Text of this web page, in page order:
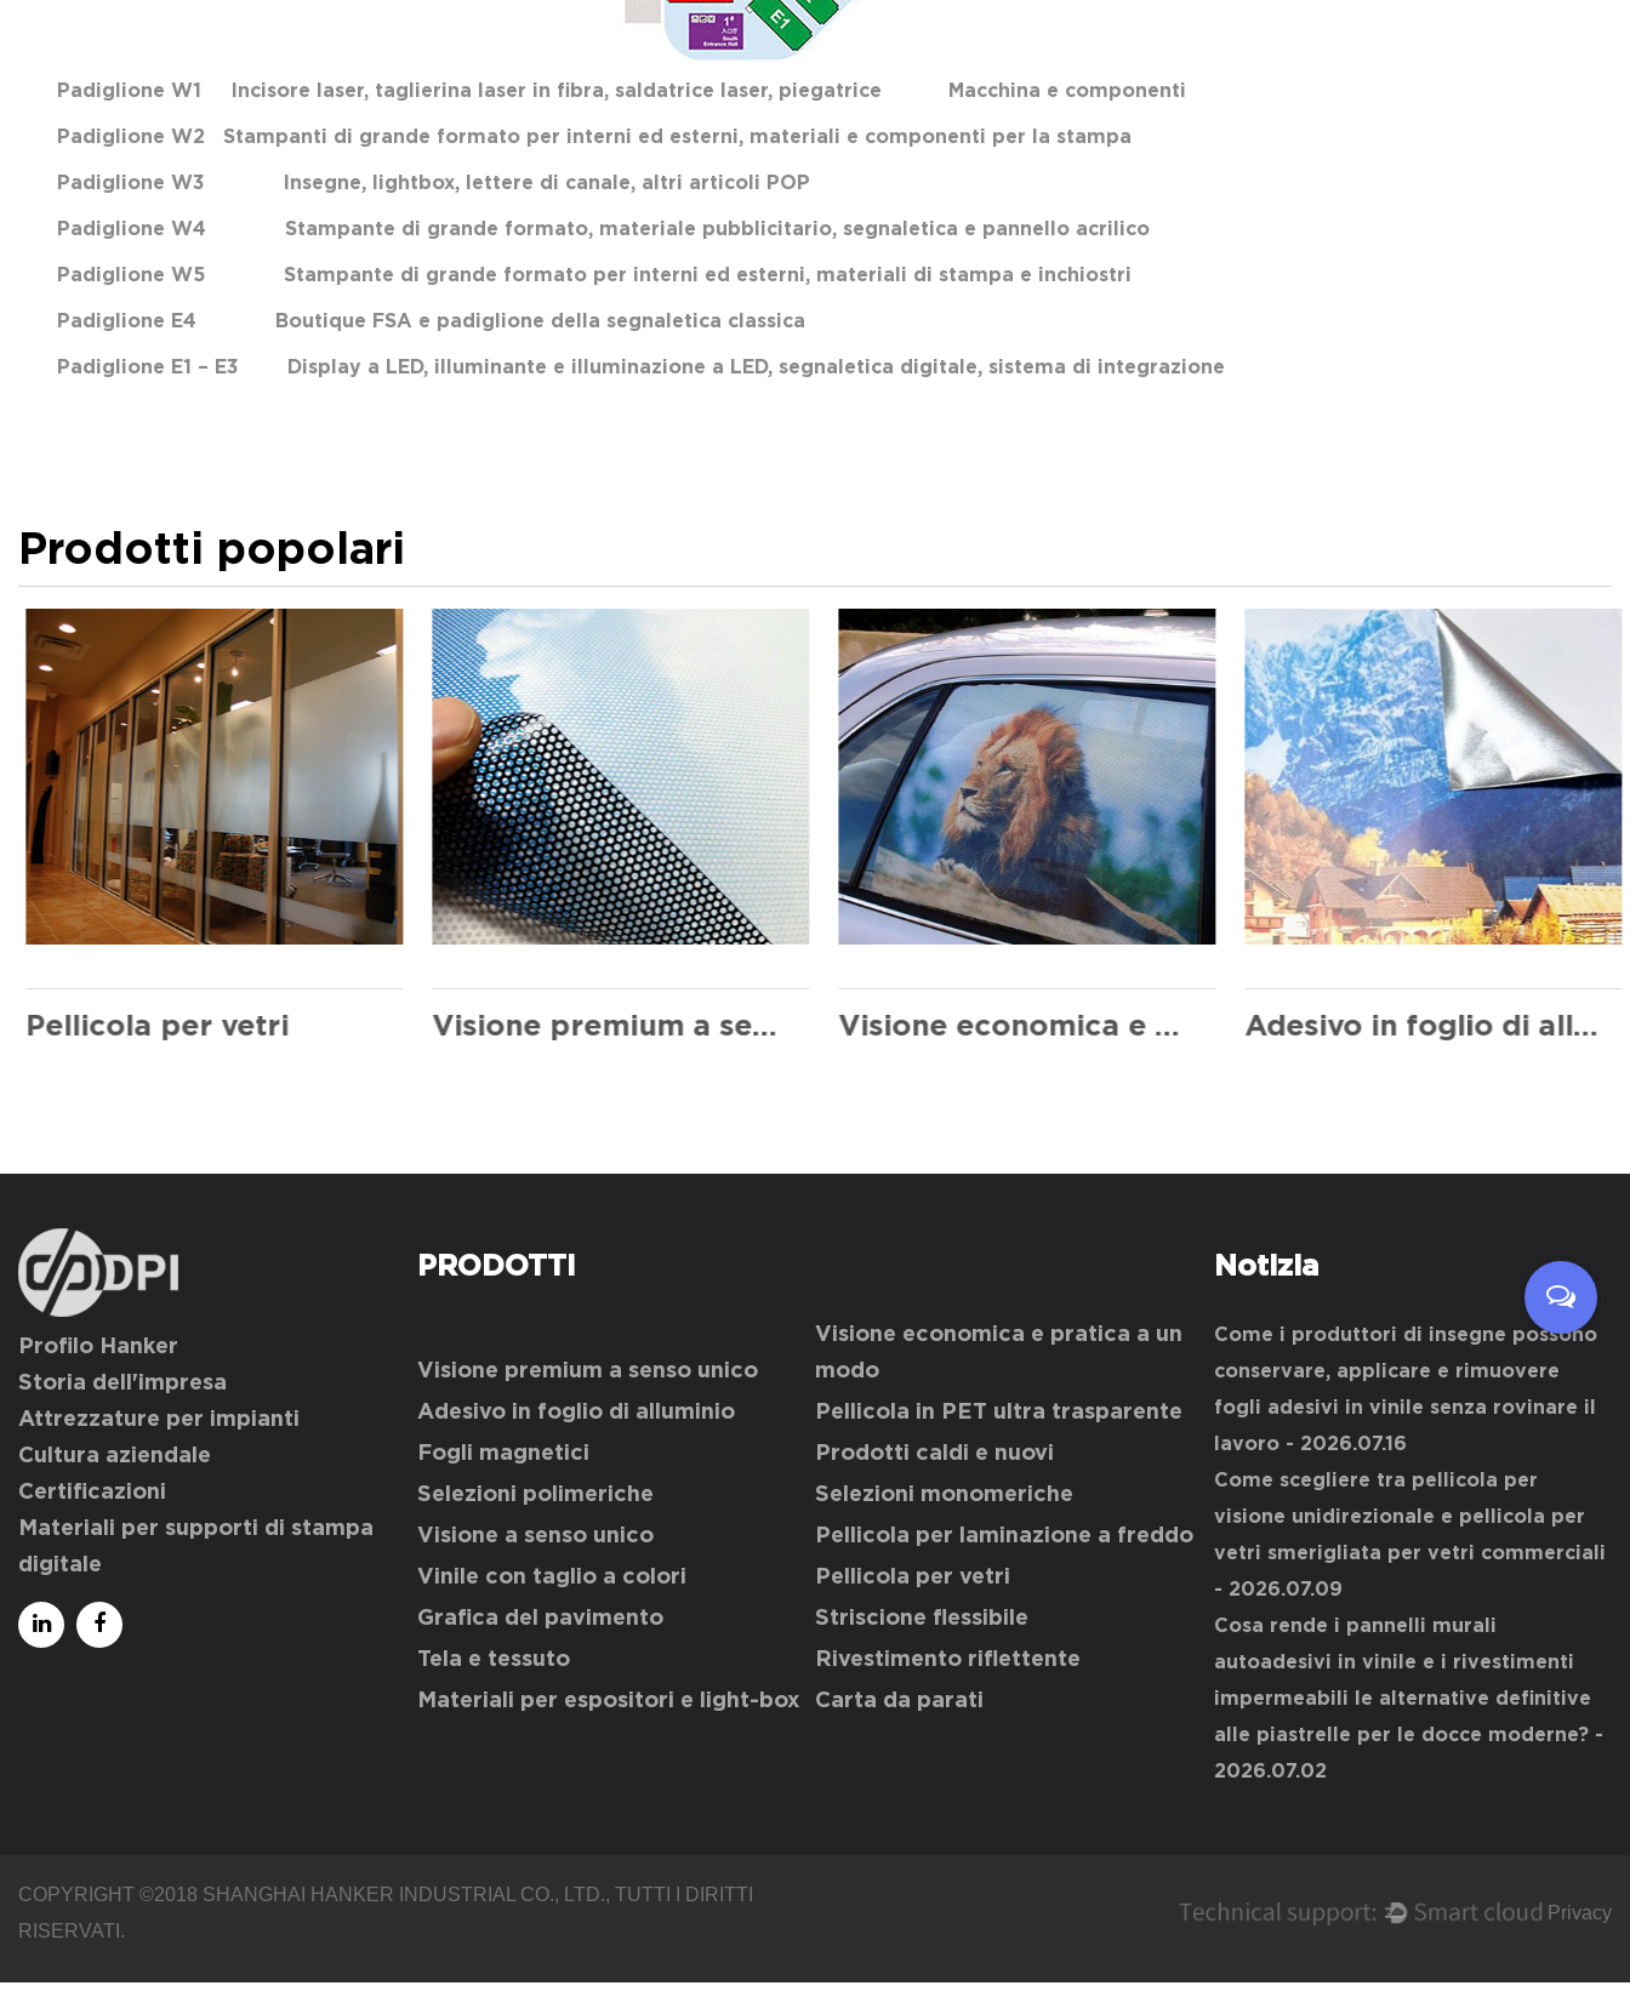
Padiglione W1 Incisore laser, taglierina laser in fibra, saldatrice laser, piegatrice Macchina e componenti
Padiglione W2 Stampanti di grande formato per interni ed esterni, materiali e componenti per la stampa
Padiglione W3 Insegne, lightbox, lettere di canale, altri articoli POP
Padiglione W4 Stampante di grande formato, materiale pubblicitario, segnaletica e pannello acrilico
Padiglione W5 Stampante di grande formato per interni ed esterni, materiali di stampa e inchiostri
Padiglione E4 Boutique FSA e padiglione della segnaletica classica
Padiglione E1 – E3 Display a LED, illuminante e illuminazione a LED, segnaletica digitale, sistema di integrazione
Prodotti popolari
Pellicola per vetri Visione premium a senso unico Visione economica e pratica a un modo Adesivo in foglio di alluminio
Profilo Hanker
Storia dell'impresa
Attrezzature per impianti
Cultura aziendale
Certificazioni
Materiali per supporti di stampa
digitale
PRODOTTI
Visione premium a senso unico
Visione economica e pratica a un
modo
Adesivo in foglio di alluminio
Pellicola in PET ultra trasparente
Fogli magnetici
Prodotti caldi e nuovi
Selezioni polimeriche
Selezioni monomeriche
Visione a senso unico
Pellicola per laminazione a freddo
Vinile con taglio a colori
Pellicola per vetri
Grafica del pavimento
Striscione flessibile
Tela e tessuto
Rivestimento riflettente
Materiali per espositori e light-box
Carta da parati
Notizia
Come i produttori di insegne possono
conservare, applicare e rimuovere
fogli adesivi in vinile senza rovinare il
lavoro- 2026.07.16
Come scegliere tra pellicola per
visione unidirezionale e pellicola per
vetri smerigliata per vetri commerciali
- 2026.07.09
Cosa rende i pannelli murali
autoadesivi in ​​vinile e i rivestimenti
impermeabili le alternative definitive
alle piastrelle per le docce moderne?-
2026.07.02
COPYRIGHT ©2018 SHANGHAI HANKER INDUSTRIAL CO., LTD., TUTTI I DIRITTI
RISERVATI.
Privacy